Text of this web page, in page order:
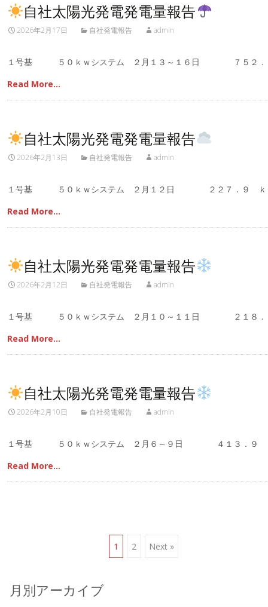
自社太陽光発電発電量報告
2026年2月17日 自社発電報告 admin
１号基 ５０ｋｗシステム ２月１３～１６日 ７５２．
Read More…
自社太陽光発電発電量報告
2026年2月13日 自社発電報告 admin
１号基 ５０ｋｗシステム ２月１２日 ２２７．９ ｋ
Read More…
自社太陽光発電発電量報告
2026年2月12日 自社発電報告 admin
１号基 ５０ｋｗシステム ２月１０～１１日 ２１８．
Read More…
自社太陽光発電発電量報告
2026年2月10日 自社発電報告 admin
１号基 ５０ｋｗシステム ２月６～９日 ４１３．９
Read More…
navigation
1 2 Next »
月別アーカイブ